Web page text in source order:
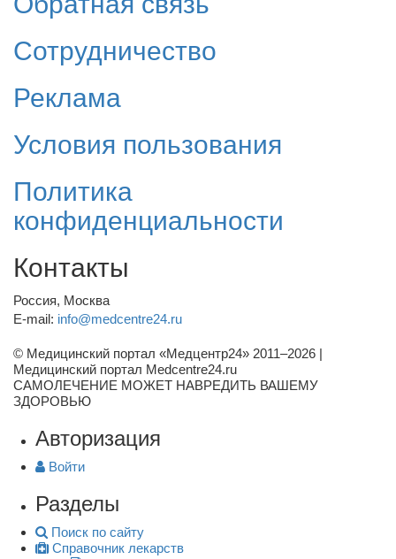
Сотрудничество
Реклама
Условия пользования
Политика
конфиденциальности
Контакты
Россия, Москва
E-mail: info@medcentre24.ru
© Медицинский портал «Медцентр24» 2011–2026 |
Медицинский портал Medcentre24.ru
САМОЛЕЧЕНИЕ МОЖЕТ НАВРЕДИТЬ ВАШЕМУ
ЗДОРОВЬЮ
Авторизация
Войти
Разделы
Поиск по сайту
Справочник лекарств